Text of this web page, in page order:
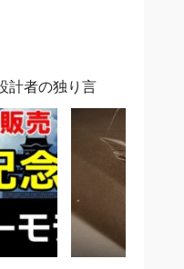
計者の独り言